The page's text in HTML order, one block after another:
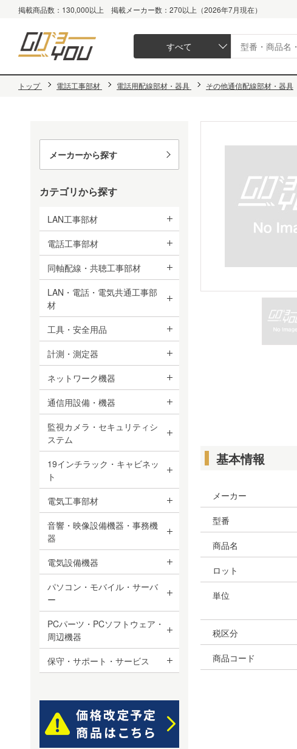
掲載商品数：130,000以上 掲載メーカー数：270以上（2026年7月現在）
すべて
トップ 電話工事部材 電話用配線部材・器具 その他通信配線部材・器具
基本情報
メーカー
型番
商品名
ロット
単位
税区分
商品コード
メーカーから探す
カテゴリから探す
LAN工事部材
電話工事部材
同軸配線・共聴工事部材
LAN・電話・電気共通工事部
材
工具・安全用品
計測・測定器
ネットワーク機器
通信用設備・機器
監視カメラ・セキュリティシ
ステム
19インチラック・キャビネッ
ト
電気工事部材
音響・映像設備機器・事務機
器
電気設備機器
パソコン・モバイル・サーバ
ー
PCパーツ・PCソフトウェア・
周辺機器
保守・サポート・サービス